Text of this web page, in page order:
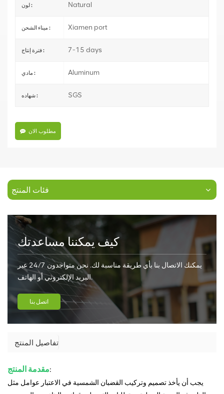
لون : Natural
ميناء الشحن : Xiamen port
فترة إنتاج : 7-15 days
مادي : Aluminum
شهاده : SGS
مطلوب الان
فئات المنتج
كيف يمكننا مساعدتك
يمكنك الاتصال بنا بأي طريقة مناسبة لك. نحن متواجدون 24/7 عبر
البريد الإلكتروني أو الهاتف.
اتصل بنا
تفاصيل المنتج
مقدمة المنتج:
يجب أن يأخذ تصميم وتركيب القضبان الشمسية في الاعتبار عوامل مثل